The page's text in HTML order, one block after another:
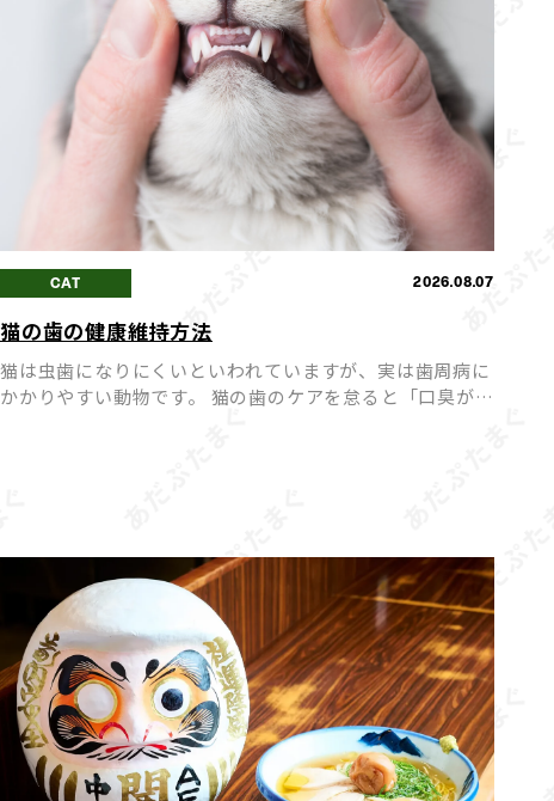
CAT 2026.08.07
猫の歯の健康維持方法
猫は虫歯になりにくいといわれていますが、実は歯周病に
かかりやすい動物です。 猫の歯のケアを怠ると「口臭が強